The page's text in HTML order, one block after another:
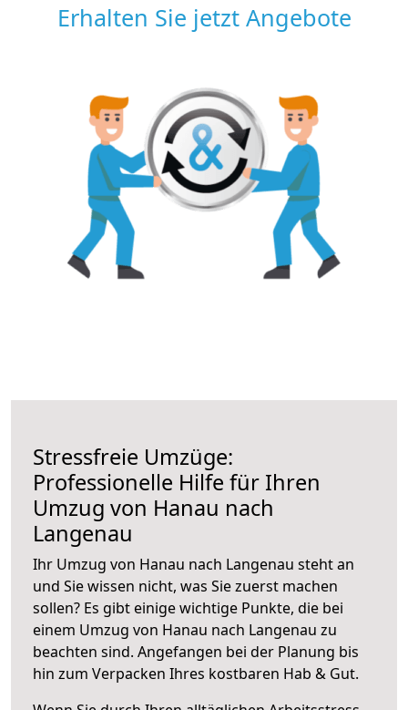
Erhalten Sie jetzt Angebote
Stressfreie Umzüge:
Professionelle Hilfe für Ihren
Umzug von Hanau nach
Langenau
Ihr Umzug von Hanau nach Langenau steht an
und Sie wissen nicht, was Sie zuerst machen
sollen? Es gibt einige wichtige Punkte, die bei
einem Umzug von Hanau nach Langenau zu
beachten sind. Angefangen bei der Planung bis
hin zum Verpacken Ihres kostbaren Hab & Gut.